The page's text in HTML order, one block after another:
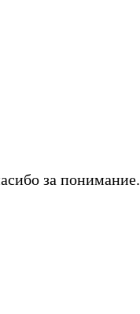
за понимание.